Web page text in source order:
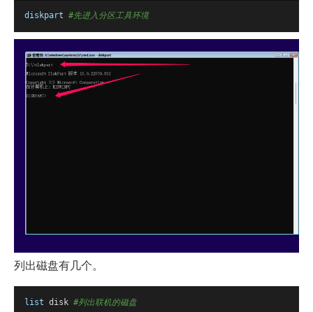
diskpart #先进入分区工具环境
列出磁盘有几个。
list disk #列出联机的磁盘